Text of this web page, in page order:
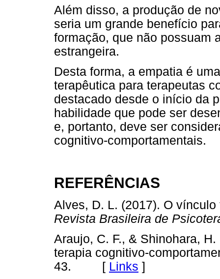
Além disso, a produção de
seria um grande benefício
formação, que não possuam
estrangeira.
Desta forma, a empatia é
terapêutica para terapeutas
destacado desde o início da
habilidade que pode ser
e, portanto, deve ser
cognitivo-comportamentais.
REFERÊNCIAS
Alves, D. L. (2017). O
Revista Brasileira de
Araujo, C. F., & Shinohara,
terapia cognitivo-
43. [ Links ]